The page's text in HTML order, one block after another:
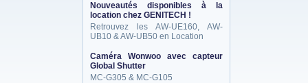
Nouveautés disponibles à la
location chez GENITECH !
Retrouvez les AW-UE160, AW-
UB10 & AW-UB50 en Location
Caméra Wonwoo avec capteur
Global Shutter
MC-G305 & MC-G105